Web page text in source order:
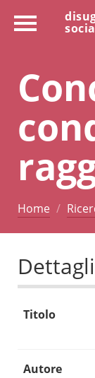
Home
Dettagli
Titolo
Autore